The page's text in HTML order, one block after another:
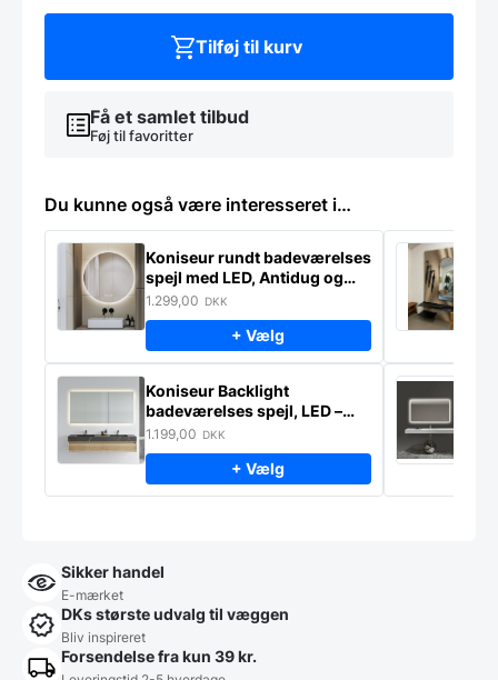
Få et samlet tilbud
Føj til favoritter
Tilføj til kurv
Du kunne også være interesseret i…
Koniseur rundt badeværelses
spejl med LED, Antidug og
Touchsensor
1.299,00 DKK
+ Vælg
Koniseur Backlight
badeværelses spejl, LED –
lampeudtag – Antidug
1.199,00 DKK
+ Vælg
Sikker handel
E-mærket
DKs største udvalg til væggen
Bliv inspireret
Forsendelse fra kun 39 kr.